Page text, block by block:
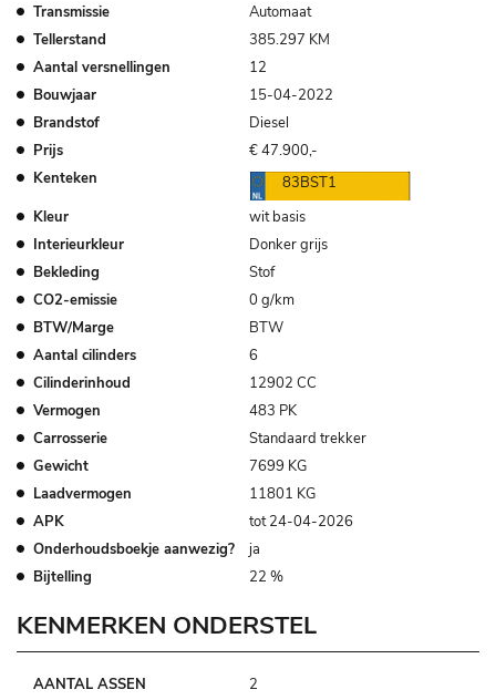
Transmissie
Automaat
Tellerstand
385.297 KM
Aantal versnellingen
12
Bouwjaar
15-04-2022
Brandstof
Diesel
Prijs
€ 47.900,-
Kenteken
83BST1
Kleur
wit basis
Interieurkleur
Donker grijs
Bekleding
Stof
CO2-emissie
0 g/km
BTW/Marge
BTW
Aantal cilinders
6
Cilinderinhoud
12902 CC
Vermogen
483 PK
Carrosserie
Standaard trekker
Gewicht
7699 KG
Laadvermogen
11801 KG
APK
tot 24-04-2026
Onderhoudsboekje aanwezig?
ja
Bijtelling
22 %
KENMERKEN ONDERSTEL
AANTAL ASSEN
2